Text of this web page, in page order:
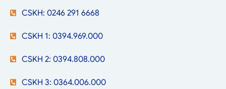
CSKH: 0246 291 6668
CSKH 1: 0394.969.000
CSKH 2: 0394.808.000
CSKH 3: 0364.006.000